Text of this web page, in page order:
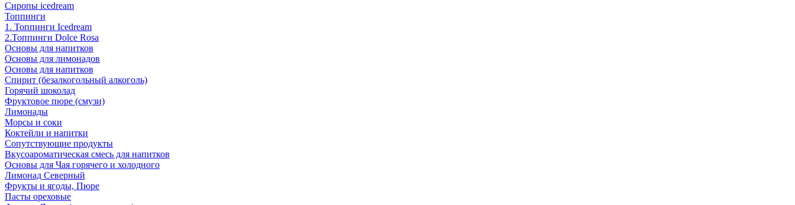
Сиропы icedream
Топпинги
1. Топпинги Icedream
2.Топпинги Dolce Rosa
Основы для напитков
Основы для лимонадов
Основы для напитков
Спирит (безалкогольный алкоголь)
Горячий шоколад
Фруктовое пюре (смузи)
Лимонады
Морсы и соки
Коктейли и напитки
Сопутствующие продукты
Вкусоароматическая смесь для напитков
Основы для Чая горячего и холодного
Лимонад Северный
Фрукты и ягоды, Пюре
Пасты ореховые